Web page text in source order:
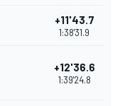
+11'43.7
1:38'31.9
+12'36.6
1:39'24.8